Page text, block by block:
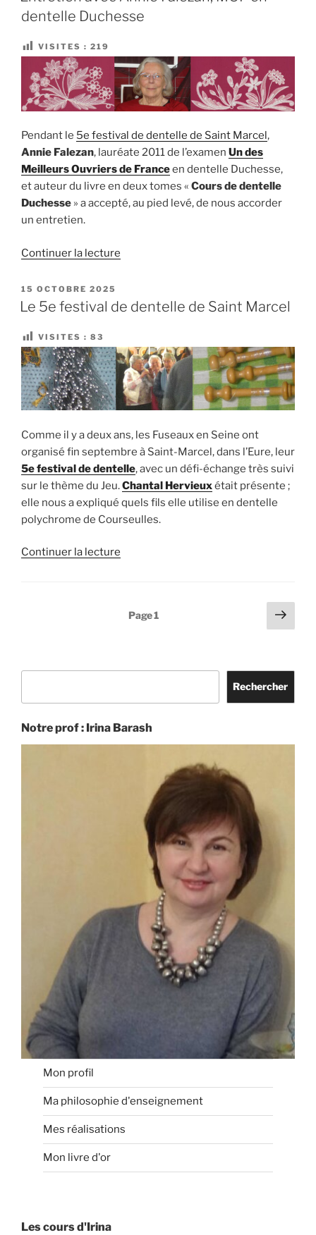
Ténériffe »
dentelle Duchesse
VISITES : 219
Pendant le 5e festival de dentelle de Saint Marcel,
Annie Falezan, lauréate 2011 de l’examen Un des
Meilleurs Ouvriers de Franceen dentelle Duchesse,
et auteur du livre en deux tomes « Cours de dentelle
Duchesse » a accepté, au pied levé, de nous accorder
un entretien.
Continuer la lecture
Annie
en
dentelle
Duchesse »
PUBLIÉ
LE
15 OCTOBRE 2025
Le 5e festival de dentelle de Saint Marcel
VISITES : 83
Comme il y a deux ans, les Fuseaux en Seine ont
organisé fin septembre à Saint-Marcel, dans l’Eure, leur
5e festival de dentelle, avec un défi-échange très suivi
sur le thème du Jeu.Chantal Hervieuxétait présente ;
elle nous a expliqué quels fils elle utilise en dentelle
polychrome de Courseulles.
Continuer la lecture
de
Saint
Page1
Page
Rechercher
Notre prof : Irina Barash
Mon profil
Ma philosophie d'enseignement
Mes réalisations
Mon livre d'or
Les cours d'Irina